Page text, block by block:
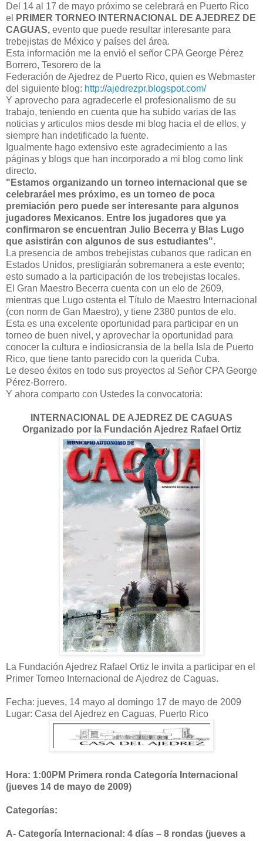
Del 14 al 17 de mayo próximo se celebrará en Puerto Rico
el
PRIMER TORNEO INTERNACIONAL DE AJEDREZ DE
CAGUAS, evento que puede resultar interesante para
trebejistas de México y países del área.
Esta información me la envió el señor CPA George Pérez
Borrero, Tesorero de la
Federación de Ajedrez de Puerto Rico, quien es Webmaster
del siguiente blog: http://ajedrezpr.blogspot.com/
Y aprovecho para agradecerle el profesionalismo de su
trabajo, teniendo en cuenta que ha subido varias de las
noticias y articulos mios desde mi blog hacia el de ellos, y
siempre han indetificado la fuente.
Igualmente hago extensivo este agradecimiento a las
páginas y blogs que han incorporado a mi blog como link
directo.
"Estamos organizando un torneo internacional que se
celebraráel mes próximo, es un torneo de poca
premiación pero puede ser interesante para algunos
jugadores Mexicanos. Entre los jugadores que ya
confirmaron se encuentran Julio Becerra y Blas Lugo
que asistirán con algunos de sus estudiantes".
La presencia de ambos trebejistas cubanos que radican en
Estados Unidos, prestigiarán sobremanera a este evento;
esto sumado a la participación de los trebejistas locales.
El Gran Maestro Becerra cuenta con un elo de 2609,
mientras que Lugo ostenta el Título de Maestro Internacional
(con norm de Gan Maestro), y tiene 2380 puntos de elo.
Esta es una excelente oportunidad para participar en un
torneo de buen nivel, y aprovechar la oportunidad para
conocer la cultura e indiosicransia de la bella Isla de Puerto
Rico, que tiene tanto parecido con la querida Cuba.
Le deseo éxitos en todo sus proyectos al Señor CPA George
Pérez-Borrero.
Y ahora comparto con Ustedes la convocatoria:
INTERNACIONAL DE AJEDREZ DE CAGUAS
Organizado por la Fundación Ajedrez Rafael Ortiz
La Fundación Ajedrez Rafael Ortiz le invita a participar en el
Primer Torneo Internacional de Ajedrez de Caguas.
Fecha: jueves, 14 mayo al domingo 17 de mayo de 2009
Lugar: Casa del Ajedrez en Caguas, Puerto Rico
Hora: 1:00PM Primera ronda Categoría Internacional
(jueves 14 de mayo de 2009)
Categorías:
A- Categoría Internacional: 4 días – 8 rondas (jueves a